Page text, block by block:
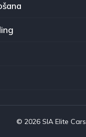
© 2026 SIA Elite Cars